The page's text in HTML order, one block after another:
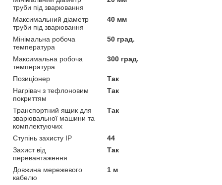
труби під зварювання
Максимальний діаметр
труби під зварювання
40 мм
Мінімальна робоча
температура
50 град.
Максимальна робоча
температура
300 град.
Позиціонер
Так
Нагрівач з тефлоновим
покриттям
Так
Транспортний ящик для
зварювальної машини та
комплектуючих
Так
Ступінь захисту IP
44
Захист від
перевантаження
Так
Довжина мережевого
кабелю
1 м